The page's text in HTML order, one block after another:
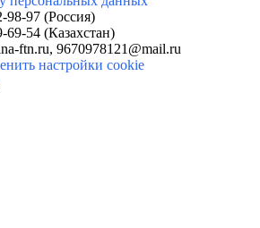
98-97 (Россия)
69-54 (Казахстан)
ftn.ru, 9670978121@mail.ru
настройки cookie